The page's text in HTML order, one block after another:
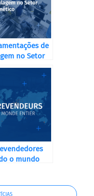
de
no Setor
o mundo